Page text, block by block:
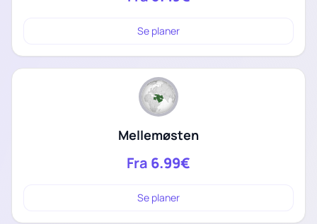
Se planer
Mellemøsten
Fra 6.99€
Se planer